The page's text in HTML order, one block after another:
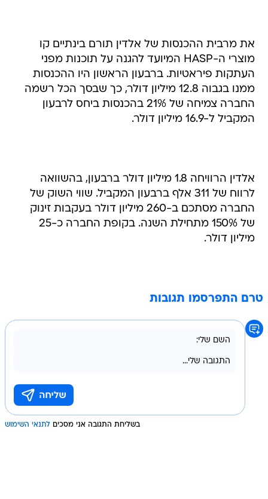
את מרבית ההכנסות של אלדין תורם בינתיים קו
מוצרי ה-HASP המיועד להגנה על תוכנות מפני
העתקות פיראטיות. ברבעון הראשון היו ההכנסות
ממנו בגבוה 12.8 מיליון דולר, כך שבסך הכל רשמה
החברה צמיחה של 21% בהכנסות ביחס לרבעון
המקביל ל-16.9 מיליון דולר.
אלדין הרוויחה 1.8 מיליון דולר ברבעון, בהשוואה
לרווח של 311 אלף ברבעון המקביל. שווי השוק של
החברה מסתכם ב-260 מיליון דולר בעקבות זינוק
של 150% מתחילת השנה. בקופת החברה כ-25
מיליון דולר.
טרם התפרסמו תגובות
בשליחת התגובה אני מסכים לתנאי השימוש